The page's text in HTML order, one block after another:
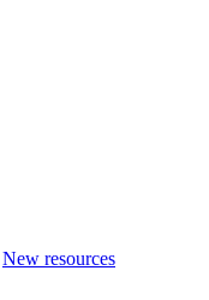
New resources